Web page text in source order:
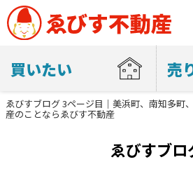
買いたい 売
ゑびすブログ 3ページ目｜美浜町、南知多町
産のことならゑびす不動産
ゑびすブロ